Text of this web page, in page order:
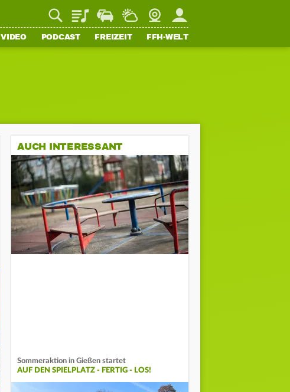
PlaylistStaupilotWetterWebcamMein FFH
VIDEO PODCAST FREIZEIT FFH-WELT
AUCH INTERESSANT
Sommeraktion in Gießen startet
AUF DEN SPIELPLATZ - FERTIG - LOS!